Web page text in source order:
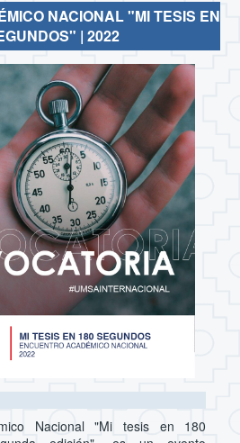
NACIONAL "MI TESIS EN
| 2022
Nacional "Mi tesis en 180